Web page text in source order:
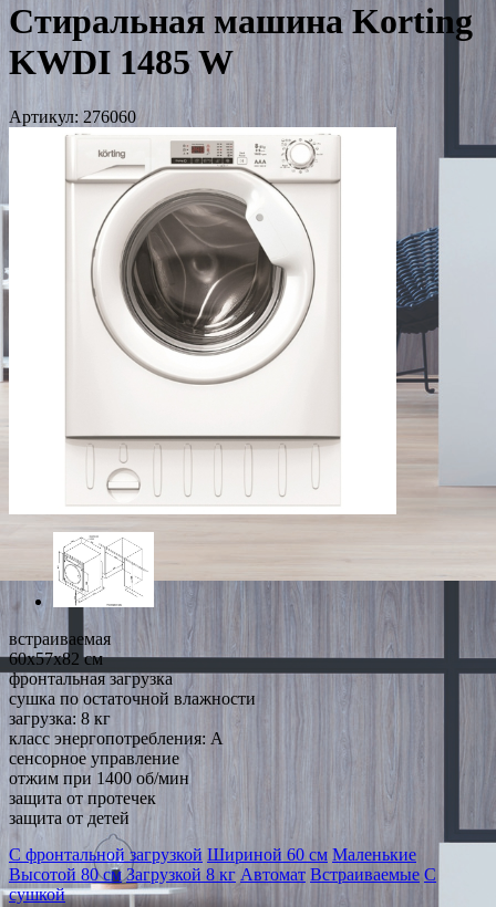
Стиральная машина Korting
KWDI 1485 W
Артикул: 276060
встраиваемая
60x57x82 см
фронтальная загрузка
сушка по остаточной влажности
загрузка: 8 кг
класс энергопотребления: A
сенсорное управление
отжим при 1400 об/мин
защита от протечек
защита от детей
С фронтальной загрузкой Шириной 60 см Маленькие
Высотой 80 см Загрузкой 8 кг Автомат Встраиваемые С
сушкой